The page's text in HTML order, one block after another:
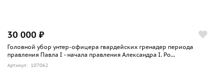
30 000 ₽
Головной убор унтер-офицера гвардейских гренадер периода
правления Павла I - начала правления Александра I. Ро...
Артикул: 107062